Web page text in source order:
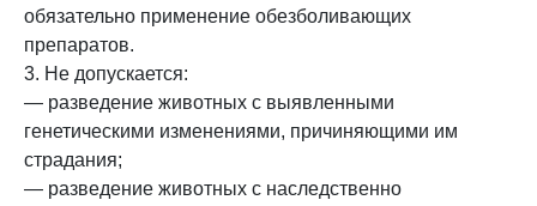
обязательно применение обезболивающих
препаратов.
3. Не допускается:
— разведение животных с выявленными
генетическими изменениями, причиняющими им
страдания;
— разведение животных с наследственно